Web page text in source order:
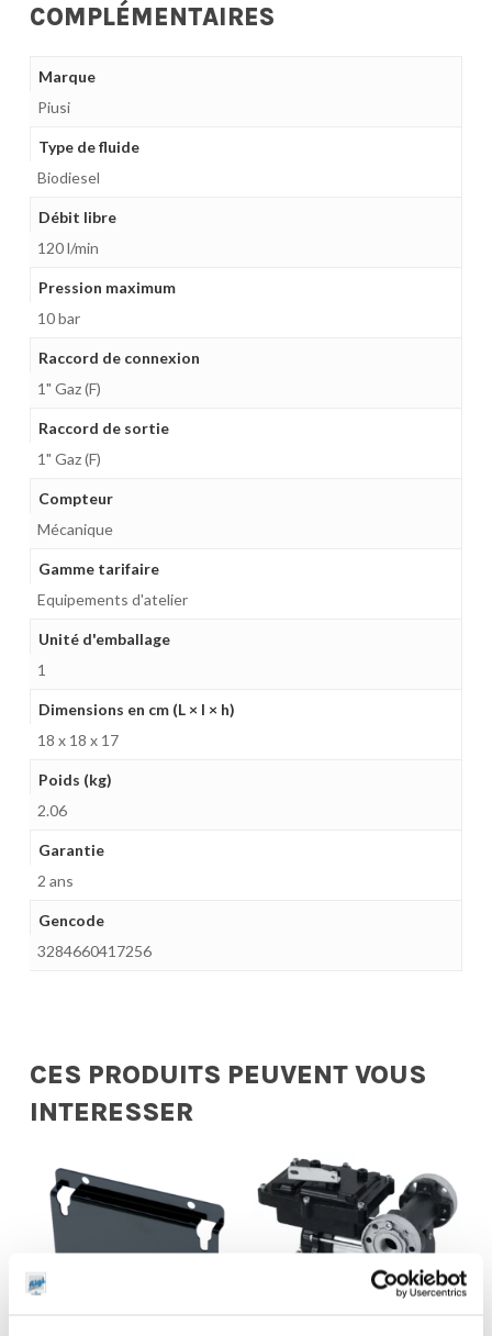
COMPLÉMENTAIRES
Marque
Piusi
Type de fluide
Biodiesel
Débit libre
120 l/min
Pression maximum
10 bar
Raccord de connexion
1" Gaz (F)
Raccord de sortie
1" Gaz (F)
Compteur
Mécanique
Gamme tarifaire
Equipements d'atelier
Unité d'emballage
1
Dimensions en cm (L × l × h)
18 x 18 x 17
Poids (kg)
2.06
Garantie
2 ans
Gencode
3284660417256
CES PRODUITS PEUVENT VOUS
INTERESSER